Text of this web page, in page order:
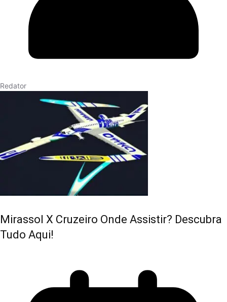
Redator
Mirassol X Cruzeiro Onde Assistir? Descubra
Tudo Aqui!